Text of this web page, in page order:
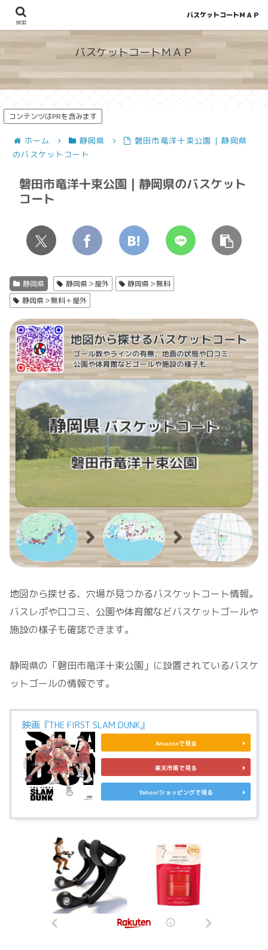
地図から探せる！穴場が見つかるバスケットコート情報
バスケットコートＭＡＰ
コンテンツはPRを含みます
ホーム 静岡県
磐田市竜洋十束公園 | 静岡県
のバスケットコート
磐田市竜洋十束公園 | 静岡県のバスケット
コート
静岡県 静岡県＞屋外
静岡県＞無料
静岡県＞無料＋屋外
地図から探せる、穴場が見つかるバスケットコート情報。
バスレポや口コミ、公園や体育館などバスケットゴールや
施設の様子も確認できます。
静岡県の「磐田市竜洋十束公園」に設置されているバスケ
ットゴールの情報です。
映画『THE FIRST SLAM DUNK』
Amazonで見る
楽天市場で見る
Yahoo!ショッピングで見る
検索
バスケットコートＭＡＰ